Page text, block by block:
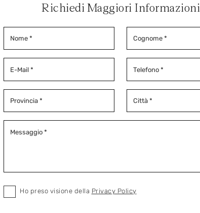
Richiedi Maggiori Informazioni
Ho preso visione della Privacy Policy